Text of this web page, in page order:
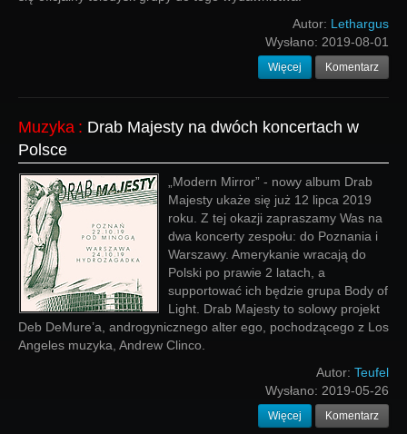
Autor: Lethargus
Wysłano: 2019-08-01
Więcej Komentarz
Muzyka : Drab Majesty na dwóch koncertach w
Polsce
„Modern Mirror” - nowy album Drab
Majesty ukaże się już 12 lipca 2019
roku. Z tej okazji zapraszamy Was na
dwa koncerty zespołu: do Poznania i
Warszawy. Amerykanie wracają do
Polski po prawie 2 latach, a
supportować ich będzie grupa Body of
Light. Drab Majesty to solowy projekt
Deb DeMure’a, androgynicznego alter ego, pochodzącego z Los
Angeles muzyka, Andrew Clinco.
Autor: Teufel
Wysłano: 2019-05-26
Więcej Komentarz